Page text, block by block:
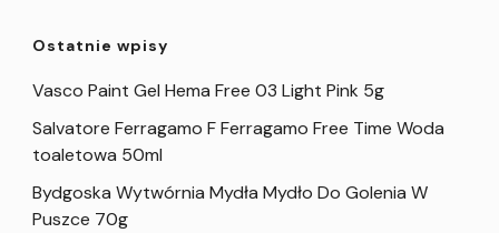
Ostatnie wpisy
Vasco Paint Gel Hema Free 03 Light Pink 5g
Salvatore Ferragamo F Ferragamo Free Time Woda
toaletowa 50ml
Bydgoska Wytwórnia Mydła Mydło Do Golenia W
Puszce 70g